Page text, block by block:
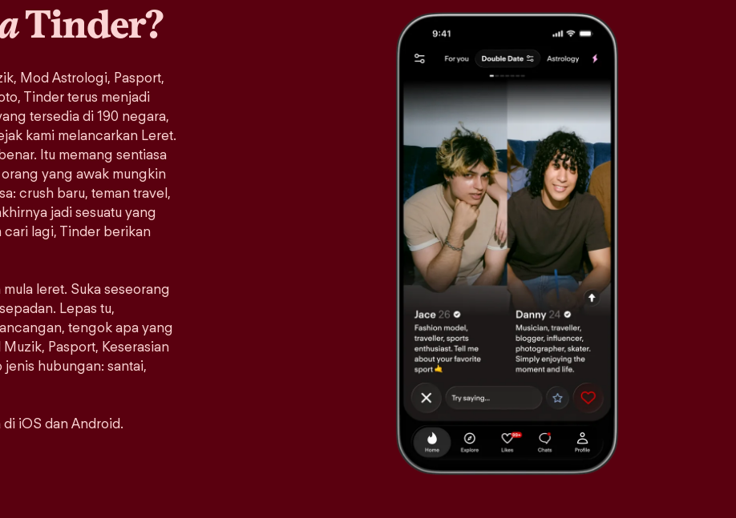
Tinder?
Mod Astrologi, Pasport,
Tinder terus menjadi
tersedia di 190 negara,
kami melancarkan Leret.
Itu memang sentiasa
yang awak mungkin
crush baru, teman travel,
jadi sesuatu yang
cari lagi, Tinder berikan
leret. Suka seseorang
Lepas tu,
tengok apa yang
Pasport, Keserasian
hubungan: santai,
iOS dan Android.